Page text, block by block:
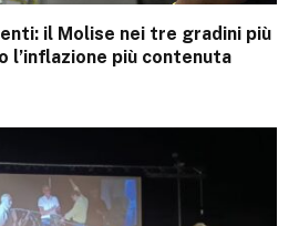
il Molise nei tre gradini più
l’inflazione più contenuta